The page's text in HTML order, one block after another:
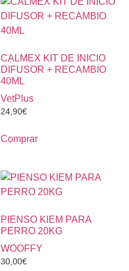
CALMEX KIT DE INICIO
DIFUSOR + RECAMBIO
40ML
VetPlus
24,90€
Comprar
PIENSO KIEM PARA
PERRO 20KG
WOOFFY
30,00€